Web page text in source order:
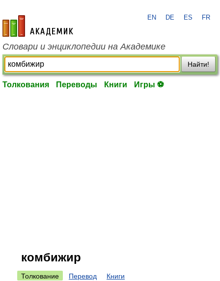
academic.ru
EN DE ES FR
Словари и энциклопедии на Академике
Найти!
Толкования Переводы Книги Игры ⚽
комбижир
Толкование Перевод Книги